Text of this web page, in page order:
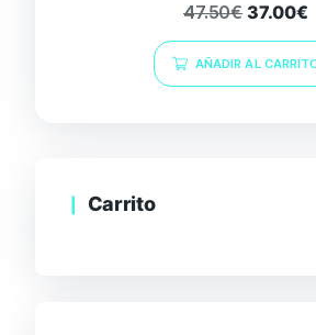
47.50€ 37.00€
AÑADIR AL
Carrito